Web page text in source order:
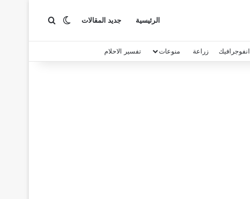
الرئيسية جديد المقالات الوضع المظلم
بحث عن
انفوجرافيك زراعة منوعات تفسير الاحلام